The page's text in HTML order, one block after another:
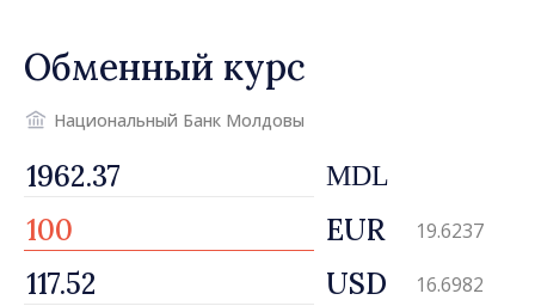
Обменный курс
Национальный Банк Молдовы
MDL
EUR 19.6237
USD 16.6982